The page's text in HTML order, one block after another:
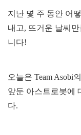
지난 몇 주 동안 어
내고, 뜨거운 날씨
니다!
오늘은 Team Asobi
앞둔 아스트로봇에
다.